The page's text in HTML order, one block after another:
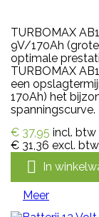
TURBOMAX
9V/170Ah
optimale
TURBOMAX
een
170Ah) het
spanningscurve.
€ 37,95 incl. btw
€ 31,36 excl. btw
 In
Meer